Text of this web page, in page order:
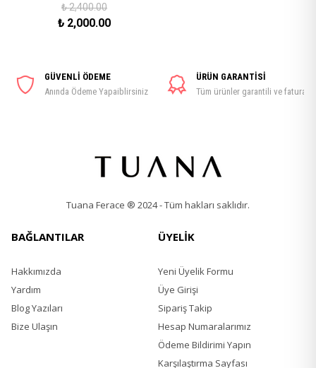
₺2,400.00
₺ 2,000.00
GÜVENLİ ÖDEME
Anında Ödeme Yapaiblirsiniz
ÜRÜN GARANTİSİ
Tüm ürünler garantili ve faturalı
Tuana Ferace ® 2024 - Tüm hakları saklıdır.
BAĞLANTILAR
Hakkımızda
Yardım
Blog Yazıları
Bize Ulaşın
ÜYELİK
Yeni Üyelik Formu
Üye Girişi
Sipariş Takip
Hesap Numaralarımız
Ödeme Bildirimi Yapın
Karşılaştırma Sayfası